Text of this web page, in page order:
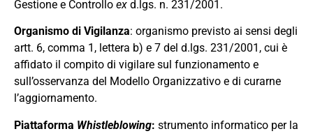
Gestione e Controllo ex d.lgs. n. 231/2001 .
Organismo di Vigilanza: organismo previsto ai sensi degli
artt. 6, comma 1 , lettera b) e 7 del d. lgs. 231 /2001 , cui è
affidato il compito di vigilare sul funzionamento e
sull ’osservanza del Modello Organizzativo e di curarne
’aggiornamento.
Piattaforma Whistleblowing: strumento informatico per la